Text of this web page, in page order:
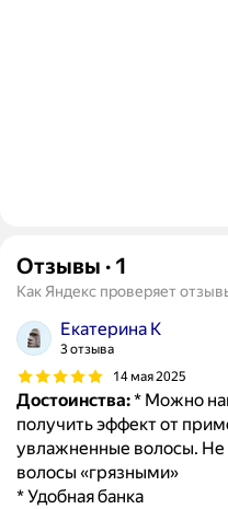
Отзывы · 1
Как Яндекс проверяет
Екатерина К
3 отзыва
14 мая 2025
Достоинства:* Можно
получить эффект от
увлажненные волосы. Не
волосы «грязными»
* Удобная банка